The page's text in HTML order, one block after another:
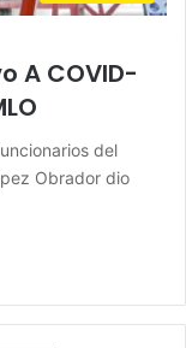
A COVID-
del
Obrador dio